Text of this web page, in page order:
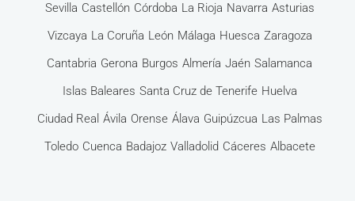
Sevilla Castellón Córdoba La Rioja Navarra Asturias
Vizcaya La Coruña León Málaga Huesca Zaragoza
Cantabria Gerona Burgos Almería Jaén Salamanca
Islas Baleares Santa Cruz de Tenerife Huelva
Ciudad Real Ávila Orense Álava Guipúzcua Las Palmas
Toledo Cuenca Badajoz Valladolid Cáceres Albacete